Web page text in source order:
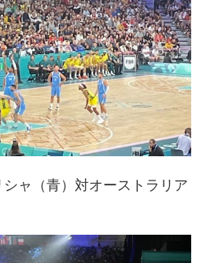
ャ（青）対オーストラリア